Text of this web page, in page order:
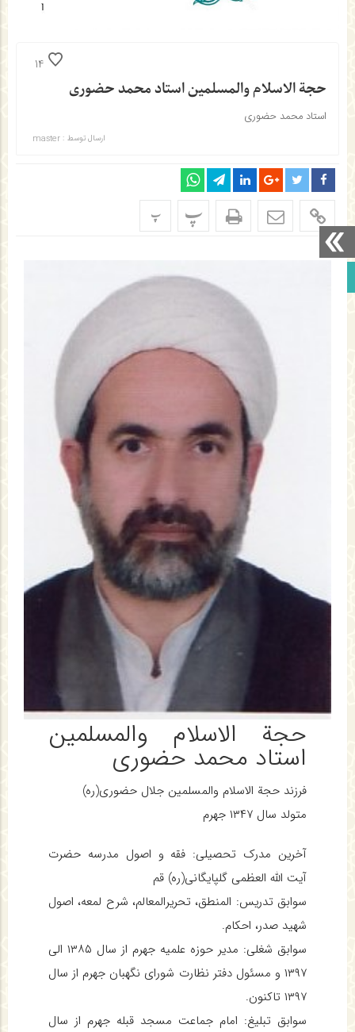
14
حجة الاسلام والمسلمین استاد محمد حضوری
استاد محمد حضوری
ارسال توسط : master
پ پ
حجة الاسلام والمسلمین
استاد محمد حضوری
فرزند حجة الاسلام والمسلمین جلال حضوری(ره)
متولد سال ۱۳۴۷ جهرم
آخرین مدرک تحصیلی: فقه و اصول مدرسه حضرت
آیت الله العظمی گلپایگانی(ره) قم
سوابق تدریس: المنطق، تحریرالمعالم، شرح لمعه، اصول
شهید صدر، احکام.
سوابق شغلی: مدیر حوزه علمیه جهرم از سال ۱۳۸۵ الی
۱۳۹۷ و مسئول دفتر نظارت شورای نگهبان جهرم از سال
۱۳۹۷ تاکنون.
سوابق تبلیغ: امام جماعت مسجد قبله جهرم از سال